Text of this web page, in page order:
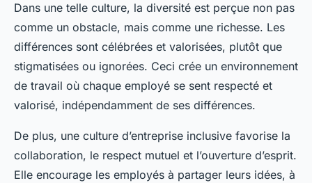
Dans une telle culture, la diversité est perçue non pas
comme un obstacle, mais comme une richesse. Les
différences sont célébrées et valorisées, plutôt que
stigmatisées ou ignorées. Ceci crée un environnement
de travail où chaque employé se sent respecté et
valorisé, indépendamment de ses différences.
De plus, une culture d’entreprise inclusive favorise la
collaboration, le respect mutuel et l’ouverture d’esprit.
Elle encourage les employés à partager leurs idées, à